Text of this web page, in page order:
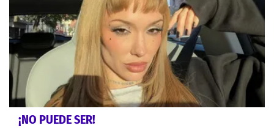
¡NO PUEDE SER!